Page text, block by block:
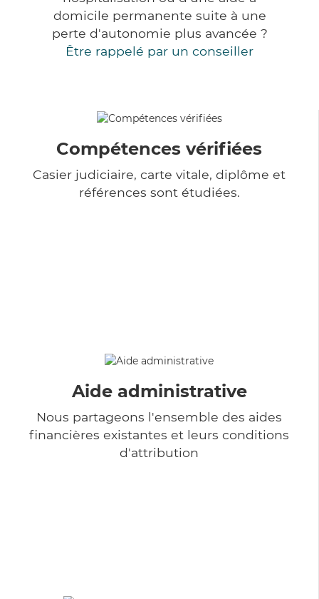
domicile permanente suite à une
perte d'autonomie plus avancée ?
Être rappelé par un conseiller
Compétences vérifiées
Casier judiciaire, carte vitale, diplôme et
références sont étudiées.
Aide administrative
Nous partageons l'ensemble des aides
financières existantes et leurs conditions
d'attribution